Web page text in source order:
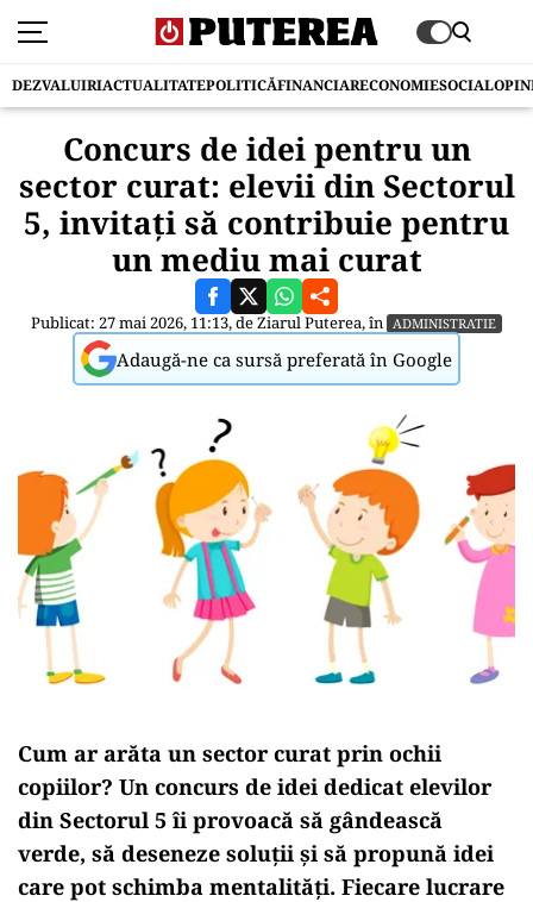
DEZVALUIRIACTUALITATEPOLITICĂFINANCIARECONOMIESOCIAL
Concurs de idei pentru un
sector curat: elevii din Sectorul
5, invitați să contribuie pentru
un mediu mai curat
Publicat: 27 mai 2026, 11:13, deZiarul Puterea, în ADMINISTRATIE
Adaugă-ne ca sursă preferată în Google
Cum ar arăta un sector curat prin ochii
copiilor? Un concurs de idei dedicat elevilor
din Sectorul 5 îi provoacă să gândească
verde, să deseneze soluții și să propună idei
care pot schimba mentalități. Fiecare lucrare